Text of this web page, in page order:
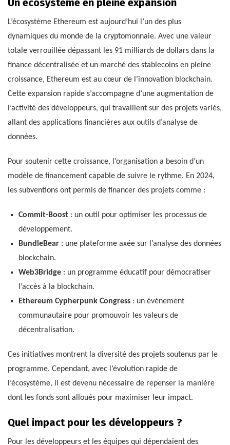
Un écosystème en pleine expansion
L’écosystème Ethereum est aujourd’hui l’un des plus
dynamiques du monde de la cryptomonnaie. Avec une valeur
totale verrouillée dépassant les 91 milliards de dollars dans la
finance décentralisée et un marché des stablecoins en pleine
croissance, Ethereum est au cœur de l’innovation blockchain.
Cette expansion rapide s’accompagne d’une augmentation de
l’activité des développeurs, qui travaillent sur des projets variés,
allant des applications financières aux outils d’analyse de
données.
Pour soutenir cette croissance, l’organisation a besoin d’un
modèle de financement capable de suivre le rythme. En 2024,
les subventions ont permis de financer des projets comme :
Commit-Boost: un outil pour optimiser les processus de
développement.
BundleBear: une plateforme axée sur l’analyse des données
blockchain.
Web3Bridge: un programme éducatif pour démocratiser
l’accès à la blockchain.
Ethereum Cypherpunk Congress: un événement
communautaire pour promouvoir les valeurs de
décentralisation.
Ces initiatives montrent la diversité des projets soutenus par le
programme. Cependant, avec l’évolution rapide de
l’écosystème, il est devenu nécessaire de repenser la manière
dont les fonds sont alloués pour maximiser leur impact.
Quel impact pour les développeurs ?
Pour les développeurs et les équipes qui dépendaient des